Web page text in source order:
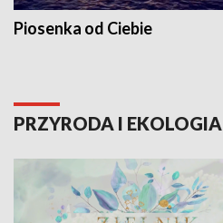
Piosenka od Ciebie
PRZYRODA I EKOLOGIA